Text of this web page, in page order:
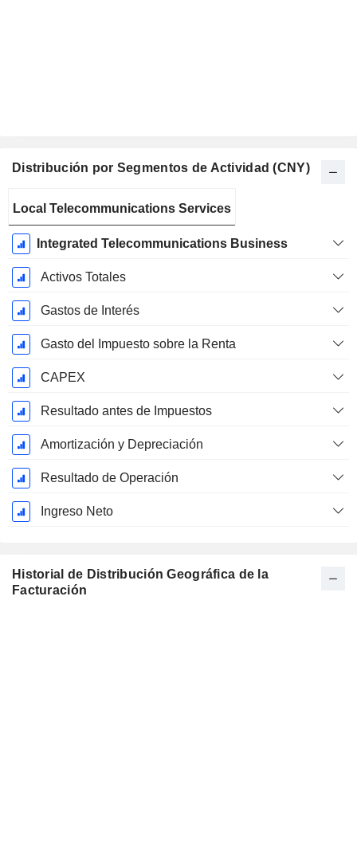
Distribución por Segmentos de Actividad (CNY)
fiscal:
Diciembre
Local Telecommunications Services
Integrated Telecommunications Business
Activos Totales
Gastos de Interés
Gasto del Impuesto sobre la Renta
CAPEX
Resultado antes de Impuestos
Amortización y Depreciación
Resultado de Operación
Ingreso Neto
Historial de Distribución Geográfica de la
Facturación